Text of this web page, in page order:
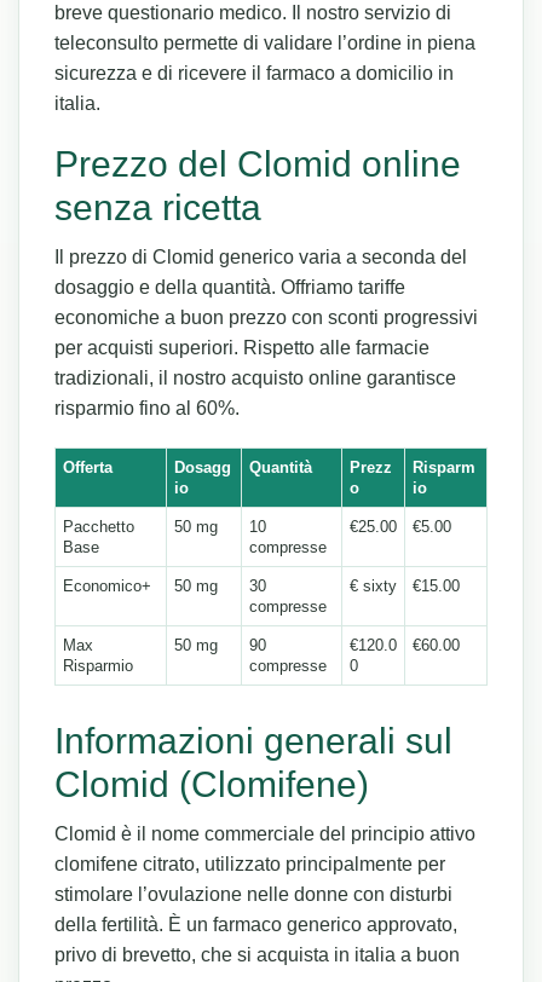
breve questionario medico. Il nostro servizio di
teleconsulto permette di validare l’ordine in piena
sicurezza e di ricevere il farmaco a domicilio in
italia.
Prezzo del Clomid online
senza ricetta
Il prezzo di Clomid generico varia a seconda del
dosaggio e della quantità. Offriamo tariffe
economiche a buon prezzo con sconti progressivi
per acquisti superiori. Rispetto alle farmacie
tradizionali, il nostro acquisto online garantisce
risparmio fino al 60%.
Offerta
Dosagg
io
Quantità
Prezz
o
Risparm
io
Pacchetto
Base
50 mg
10
compresse
€25.00 €5.00
Economico+ 50 mg
30
compresse
€ sixty €15.00
Max
Risparmio
50 mg
90
compresse
€120.0
0
€60.00
Informazioni generali sul
Clomid (Clomifene)
Clomid è il nome commerciale del principio attivo
clomifene citrato, utilizzato principalmente per
stimolare l’ovulazione nelle donne con disturbi
della fertilità. È un farmaco generico approvato,
privo di brevetto, che si acquista in italia a buon